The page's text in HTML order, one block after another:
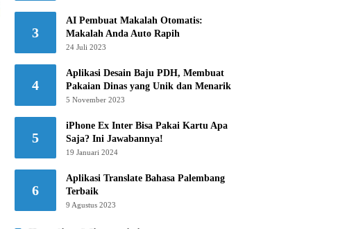
3
AI Pembuat Makalah Otomatis:
Makalah Anda Auto Rapih
24 Juli 2023
4
Aplikasi Desain Baju PDH, Membuat
Pakaian Dinas yang Unik dan Menarik
5 November 2023
5
iPhone Ex Inter Bisa Pakai Kartu Apa
Saja? Ini Jawabannya!
19 Januari 2024
6
Aplikasi Translate Bahasa Palembang
Terbaik
9 Agustus 2023